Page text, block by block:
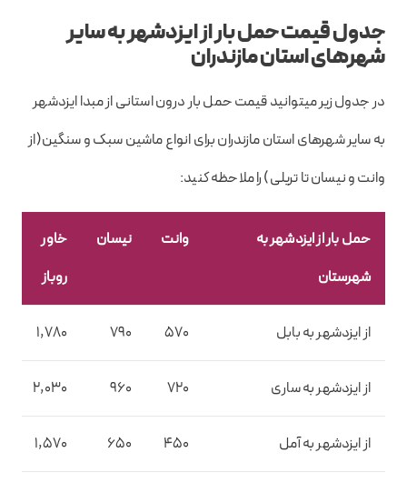
جدول قیمت حمل بار از ایزدشهر به سایر
شهرهای استان مازندران
در جدول زیر میتوانید قیمت حمل بار درون استانی از مبدا ایزدشهر
به سایر شهرهای استان مازندران برای انواع ماشین سبک و سنگین(از
وانت و نیسان تا تریلی) را ملاحظه کنید:
حمل بار از ایزدشهر به
شهرستان
وانت نیسان
خاور
روباز
از ایزدشهر به بابل 570
790
1,780
از ایزدشهر به ساری 720
960
2,030
از ایزدشهر به آمل 450
650
1,570